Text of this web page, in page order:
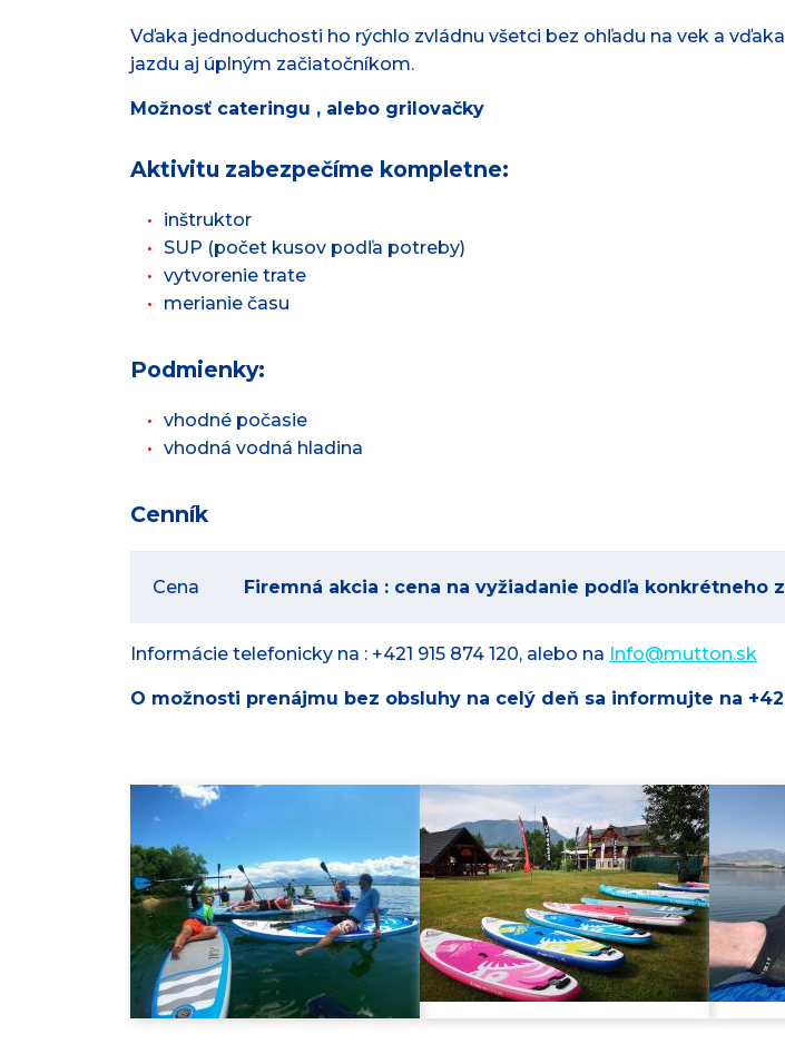
Vďaka jednoduchosti ho rýchlo zvládnu všetci bez ohľadu na vek a
jazdu aj úplným začiatočníkom.
Možnosť cateringu , alebo grilovačky
Aktivitu zabezpečíme kompletne:
inštruktor
SUP (počet kusov podľa potreby)
vytvorenie trate
merianie času
Podmienky:
vhodné počasie
vhodná vodná hladina
Cenník
Cena Firemná akcia : cena na vyžiadanie podľa konkrétneho
Informácie telefonicky na : +421 915 874 120, alebo na Info@mutton.sk
O možnosti prenájmu bez obsluhy na celý deň sa informujte na